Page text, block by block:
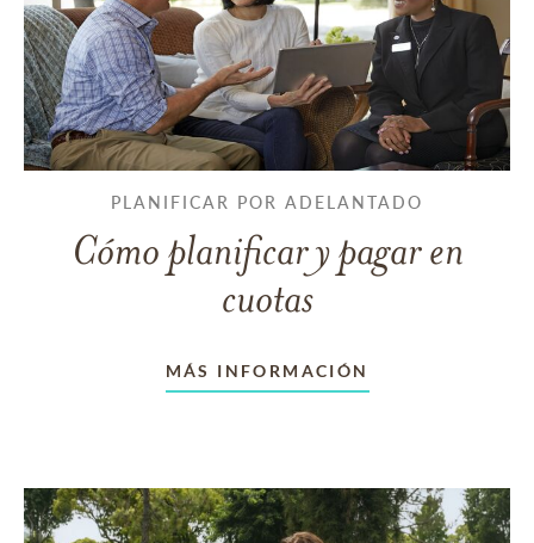
PLANIFICAR POR ADELANTADO
Cómo planificar y pagar en
cuotas
MÁS INFORMACIÓN